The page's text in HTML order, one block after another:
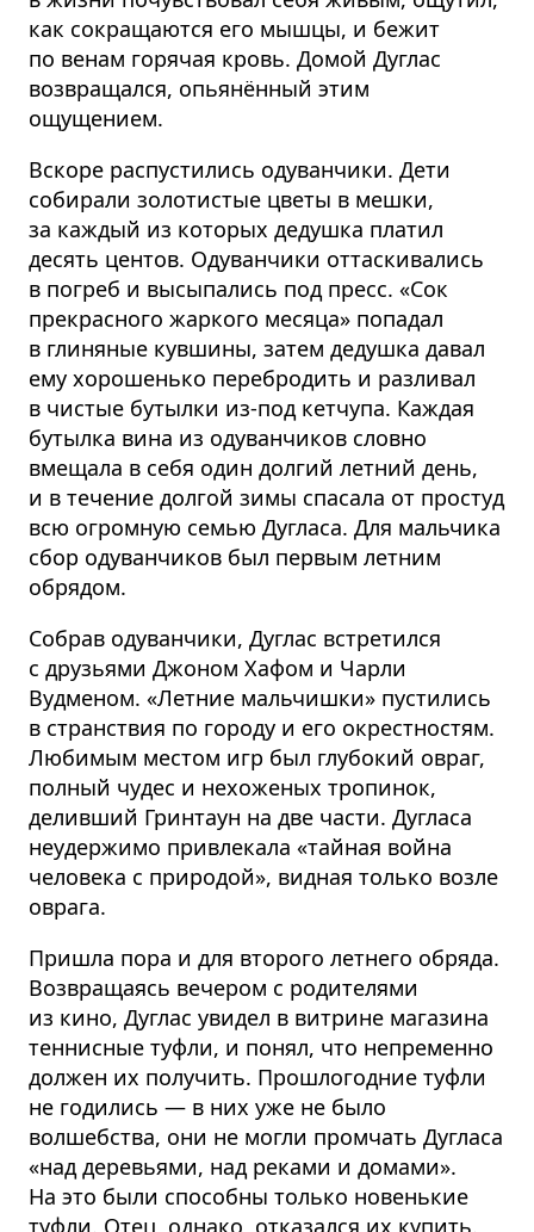
как сокращаются его мышцы, и бежит
по венам горячая кровь. Домой Дуглас
возвращался, опьянённый этим
ощущением.
Вскоре распустились одуванчики. Дети
собирали золотистые цветы в мешки,
за каждый из которых дедушка платил
десять центов. Одуванчики оттаскивались
в погреб и высыпались под пресс. «Сок
прекрасного жаркого месяца» попадал
в глиняные кувшины, затем дедушка давал
ему хорошенько перебродить и разливал
в чистые бутылки из-под кетчупа. Каждая
бутылка вина из одуванчиков словно
вмещала в себя один долгий летний день,
и в течение долгой зимы спасала от простуд
всю огромную семью Дугласа. Для мальчика
сбор одуванчиков был первым летним
обрядом.
Собрав одуванчики, Дуглас встретился
с друзьями Джоном Хафом и Чарли
Вудменом. «Летние мальчишки» пустились
в странствия по городу и его окрестностям.
Любимым местом игр был глубокий овраг,
полный чудес и нехоженых тропинок,
деливший Гринтаун на две части. Дугласа
неудержимо привлекала «тайная война
человека с природой», видная только возле
оврага.
Пришла пора и для второго летнего обряда.
Возвращаясь вечером с родителями
из кино, Дуглас увидел в витрине магазина
теннисные туфли, и понял, что непременно
должен их получить. Прошлогодние туфли
не годились — в них уже не было
волшебства, они не могли промчать Дугласа
«над деревьями, над реками и домами».
На это были способны только новенькие
туфли. Отец, однако, отказался их купить.